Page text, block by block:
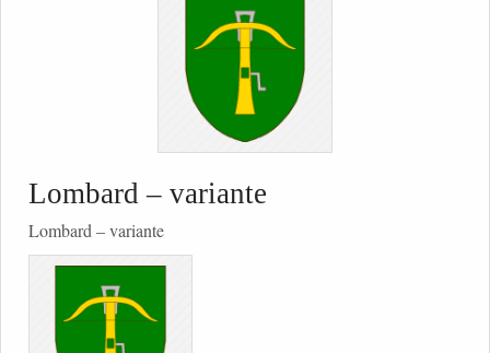
Lombard – variante
Lombard – variante